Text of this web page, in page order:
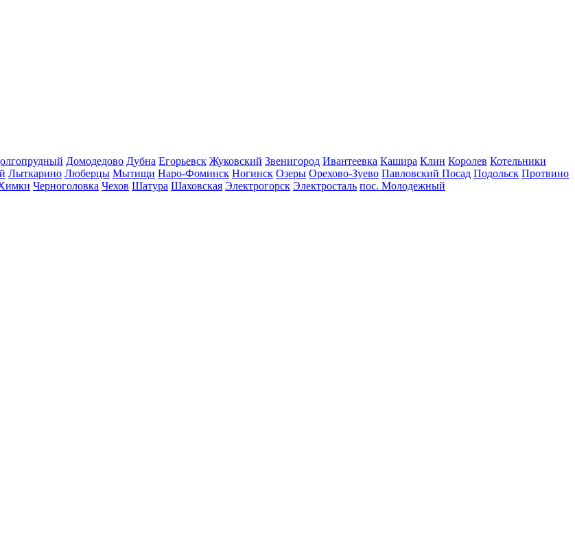
Домодедово Дубна Егорьевск Жуковский Звенигород Ивантеевка Кашира Клин Королев Котельники
Лыткарино Люберцы Мытищи Наро-Фоминск Ногинск Озеры Орехово-Зуево Павловский Посад Подольск Протвино
Черноголовка Чехов Шатура Шаховская Электрогорск Электросталь пос. Молодежный